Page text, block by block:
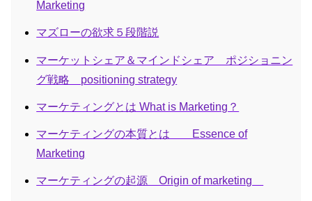
Marketing
マズローの欲求５段階説
マーケットシェア＆マインドシェア ポジショニン
グ戦略 positioning strategy
マーケティングとは What is Marketing？
マーケティングの本質とは Essence of
Marketing
マーケティングの起源 Origin of marketing